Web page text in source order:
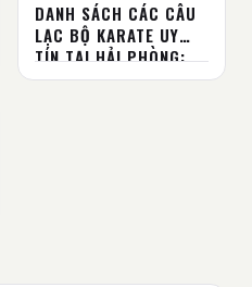
DANH SÁCH CÁC CÂU
LẠC BỘ KARATE UY
TÍN TẠI HẢI PHÒNG:
NƠI KHƠI DẬY TINH